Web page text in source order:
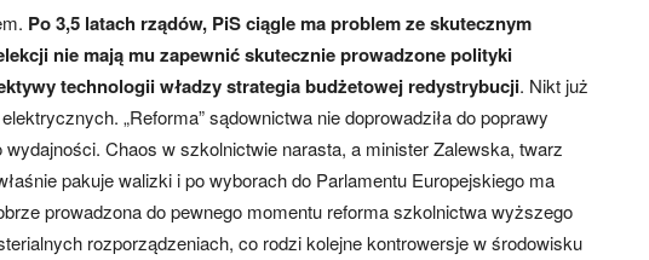
Po 3,5 latach rządów, PiS ciągle ma problem ze skutecznym
nie mają mu zapewnić skutecznie prowadzone polityki
technologii władzy strategia budżetowej redystrybucji. Nikt już
„Reforma” sądownictwa nie doprowadziła do poprawy
wydajności. Chaos w szkolnictwie narasta, a minister Zalewska, twarz
pakuje walizki i po wyborach do Parlamentu Europejskiego ma
prowadzona do pewnego momentu reforma szkolnictwa wyższego
rozporządzeniach, co rodzi kolejne kontrowersje w środowisku